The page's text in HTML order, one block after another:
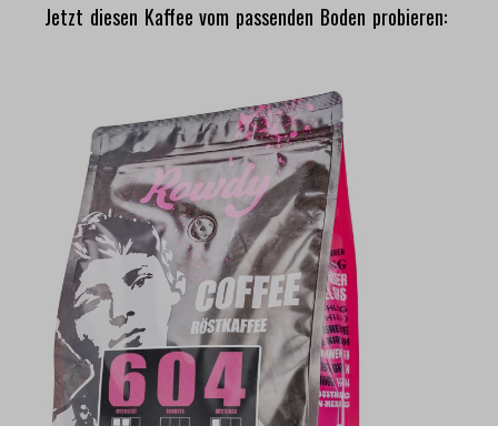
Jetzt diesen Kaffee vom passenden Boden probieren:
Bildergalerie überspringen